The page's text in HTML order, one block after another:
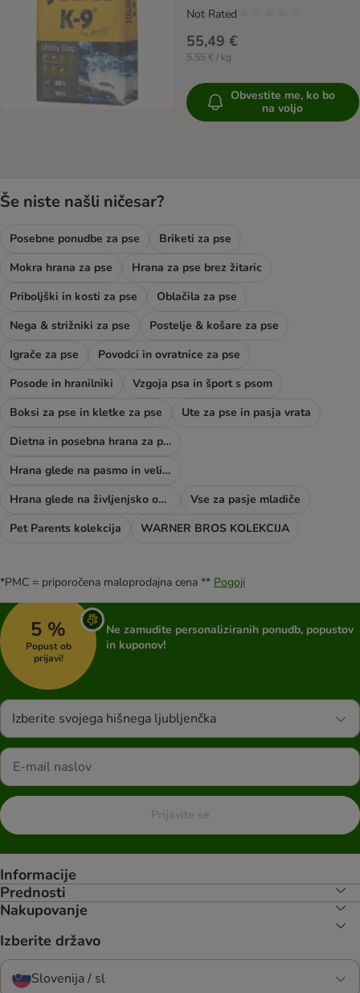
55,49 €
5,55 € / kg
Not Rated
Obvestite me, ko bo
na voljo
Še niste našli ničesar?
Posebne ponudbe za pse
Briketi za pse
Mokra hrana za pse
Hrana za pse brez žitaric
Priboljški in kosti za pse
Oblačila za pse
Nega & strižniki za pse
Postelje & košare za pse
Igrače za pse
Povodci in ovratnice za pse
Posode in hranilniki
Vzgoja psa in šport s psom
Boksi za pse in kletke za pse
Ute za pse in pasja vrata
Dietna in posebna hrana za pse
Hrana glede na pasmo in velikost psa
Hrana glede na življenjsko obdobje psa
Vse za pasje mladiče
Pet Parents kolekcija
WARNER BROS KOLEKCIJA
*PMC = priporočena maloprodajna cena ** Pogoji
5 %
Popust ob
prijavi!
Ne zamudite personaliziranih ponudb, popustov
in kuponov!
Izberite svojega hišnega ljubljenčka
Prijavite se
Informacije
Prednosti
Nakupovanje
Izberite državo
Slovenija / sl